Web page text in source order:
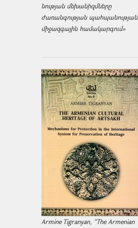
նության մեխանիզմները
ժառանգության պահպանության
միջազ­գային համակարգում»
Armine Tigranyan, "The Armenian